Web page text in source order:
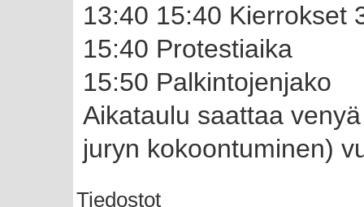
13:40 15:40 Kierrokset
15:40 Protestiaika
15:50 Palkintojenjako
Aikataulu saattaa
juryn kokoontuminen)
Tiedostot